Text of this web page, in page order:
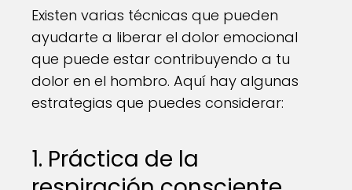
Existen varias técnicas que pueden
ayudarte a liberar el dolor emocional
que puede estar contribuyendo a tu
dolor en el hombro. Aquí hay algunas
estrategias que puedes considerar:
1. Práctica de la